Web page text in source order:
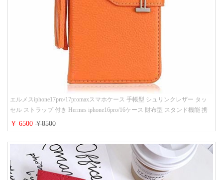
エルメスiphone17pro/17promaxスマホケース 手帳型 シュリンクレザー タッ
セル ストラップ 付き Hermes iphone16pro/16ケース 財布型 スタンド機能 携
帯カバー ハイ ブランド アイフォーン15/14/13ケース 手帳 レディース 人気
￥ 6500￥8500